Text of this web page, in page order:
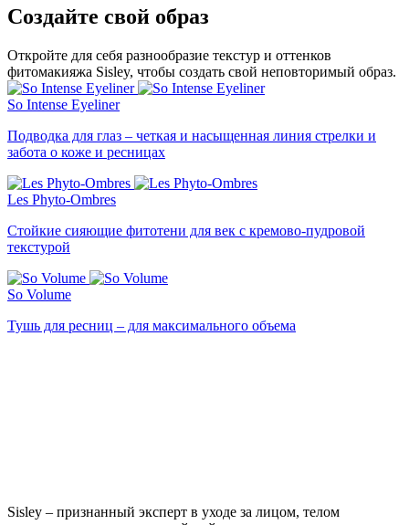
Создайте свой образ
Откройте для себя разнообразие текстур и оттенков
фитомакияжа Sisley, чтобы создать свой неповторимый образ.
So Intense Eyeliner
Подводка для глаз – четкая и насыщенная линия стрелки и
забота о коже и ресницах
Les Phyto-Ombres
Стойкие сияющие фитотени для век с кремово-пудровой
текстурой
So Volume
Тушь для ресниц – для максимального объема
Sisley – признанный эксперт в уходе за лицом, телом